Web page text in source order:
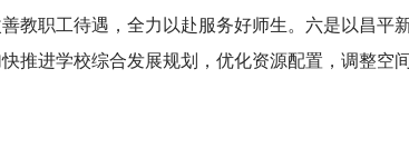
教职工待遇，全力以赴服务好师生。六是以昌平
推进学校综合发展规划，优化资源配置，调整空间